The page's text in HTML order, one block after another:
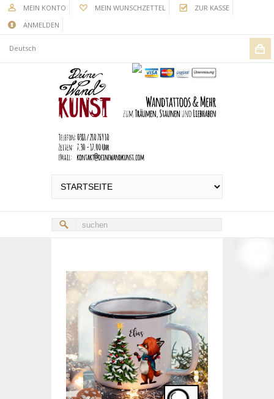
MEIN KONTO MEIN WUNSCHZETTEL
ZUR KASSE
ANMELDEN
Deutsch